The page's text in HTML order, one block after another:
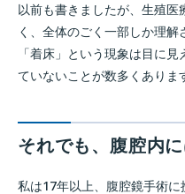
以前も書きましたが、生殖
く、全体のごく一部しか理
「着床」という現象は目に
ていないことが数多くありま
それでも、腹腔内
私は17年以上、腹腔鏡手術